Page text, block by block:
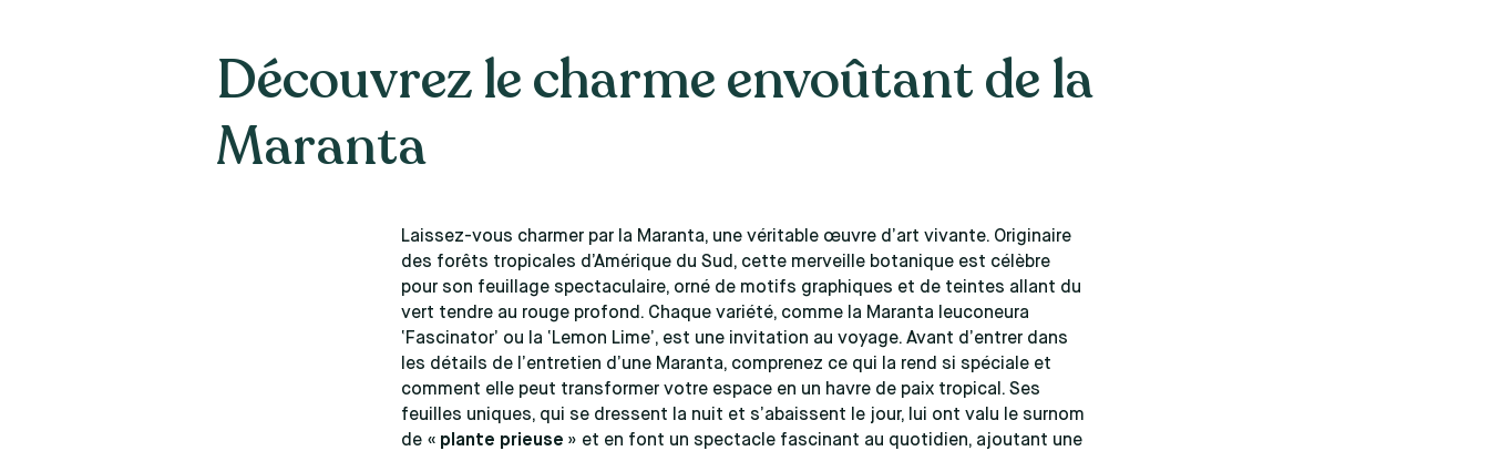
Découvrez le charme envoûtant de la
Maranta
Laissez-vous charmer par la Maranta, une véritable œuvre d’art vivante. Originaire
des forêts tropicales d’Amérique du Sud, cette merveille botanique est célèbre
pour son feuillage spectaculaire, orné de motifs graphiques et de teintes allant du
vert tendre au rouge profond. Chaque variété, comme la Maranta leuconeura
‘Fascinator’ ou la ‘Lemon Lime’, est une invitation au voyage. Avant d’entrer dans
les détails de l’entretien d’une Maranta, comprenez ce qui la rend si spéciale et
comment elle peut transformer votre espace en un havre de paix tropical. Ses
feuilles uniques, qui se dressent la nuit et s’abaissent le jour, lui ont valu le surnom
de « plante prieuse » et en font un spectacle fascinant au quotidien, ajoutant une